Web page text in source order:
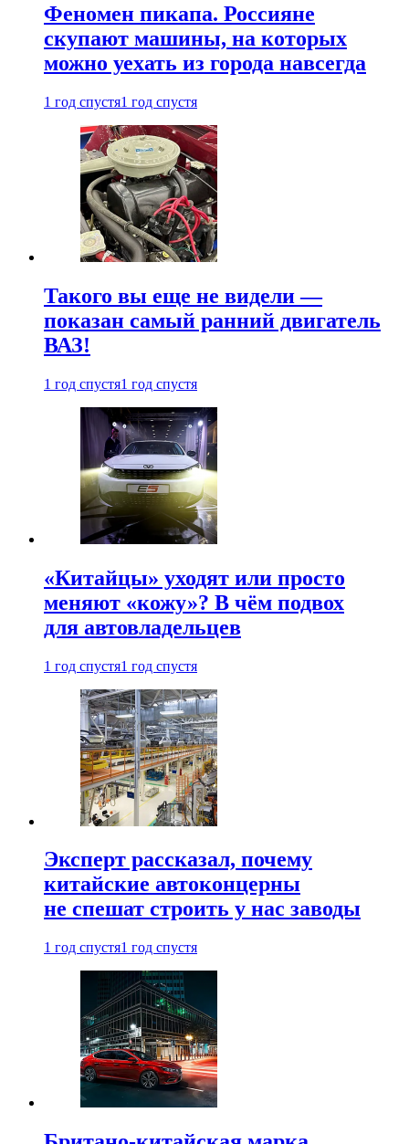
Феномен пикапа. Россияне
скупают машины, на которых
можно уехать из города навсегда
1 год спустя1 год спустя
Такого вы еще не видели —
показан самый ранний двигатель
ВАЗ!
1 год спустя1 год спустя
«Китайцы» уходят или просто
меняют «кожу»? В чём подвох
для автовладельцев
1 год спустя1 год спустя
Эксперт рассказал, почему
китайские автоконцерны
не спешат строить у нас заводы
1 год спустя1 год спустя